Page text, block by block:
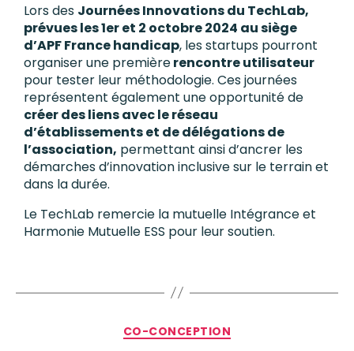
Lors des Journées Innovations du TechLab,
prévues les 1er et 2 octobre 2024 au siège
d’APF France handicap, les startups pourront
organiser une premièrerencontre utilisateur
pour tester leur méthodologie. Ces journées
représentent également une opportunité de
créer des liens avec le réseau
d’établissements et de délégations de
l’association, permettant ainsi d’ancrer les
démarches d’innovation inclusive sur le terrain et
dans la durée.
Le TechLab remercie la mutuelle Intégrance et
Harmonie Mutuelle ESS pour leur soutien.
CO-CONCEPTION